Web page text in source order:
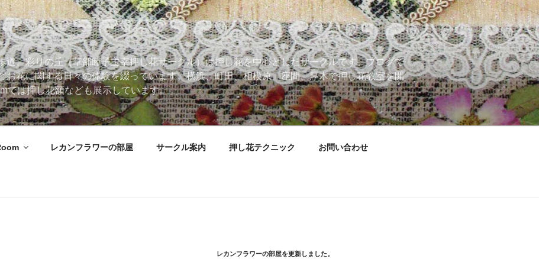
道。彩りの丘（草部睦子主宰押し花サークル）は押し花を中心としたサークルです。ブログで
お花に関する日々の体験を綴っています。横浜、町田、相模原、座間、厚木で押し花教室を開
では押し花額なども展示しています。
レカンフラワーの部屋 サークル案内 押し花テクニック お問い合わせ
レカンフラワーの部屋を更新しました。